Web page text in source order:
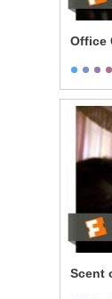
Office
Scent